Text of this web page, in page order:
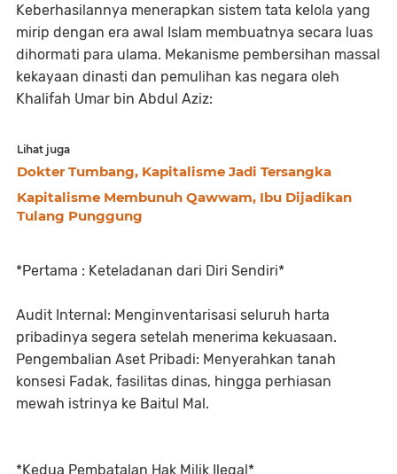
Keberhasilannya menerapkan sistem tata kelola yang
mirip dengan era awal Islam membuatnya secara luas
dihormati para ulama. Mekanisme pembersihan massal
kekayaan dinasti dan pemulihan kas negara oleh
Khalifah Umar bin Abdul Aziz:
Lihat juga
Dokter Tumbang, Kapitalisme Jadi Tersangka
Kapitalisme Membunuh Qawwam, Ibu Dijadikan
Tulang Punggung
*Pertama : Keteladanan dari Diri Sendiri*
Audit Internal: Menginventarisasi seluruh harta
pribadinya segera setelah menerima kekuasaan.
Pengembalian Aset Pribadi: Menyerahkan tanah
konsesi Fadak, fasilitas dinas, hingga perhiasan
mewah istrinya ke Baitul Mal.
*Kedua Pembatalan Hak Milik Ilegal*